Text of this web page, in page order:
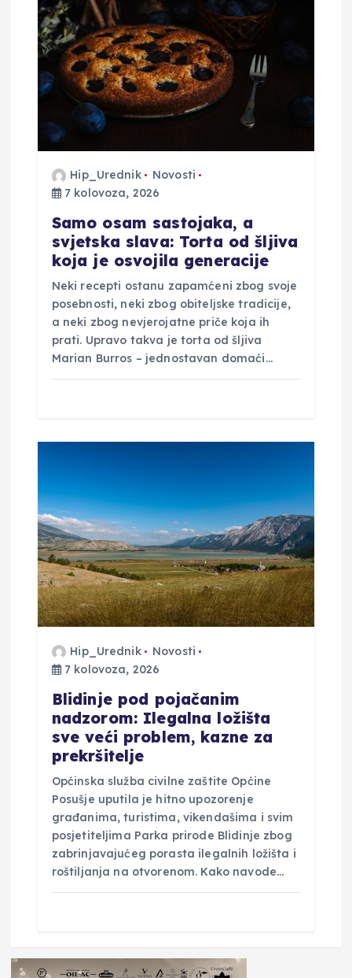
a
o
b
Hip_Urednik
Novosti
7 kolovoza, 2026
Samo osam sastojaka, a
svjetska slava: Torta od šljiva
koja je osvojila generacije
Neki recepti ostanu zapamćeni zbog svoje
posebnosti, neki zbog obiteljske tradicije,
a neki zbog nevjerojatne priče koja ih
prati. Upravo takva je torta od šljiva
Marian Burros – jednostavan domaći…
Hip_Urednik
Novosti
7 kolovoza, 2026
Blidinje pod pojačanim
nadzorom: Ilegalna ložišta
sve veći problem, kazne za
prekršitelje
Općinska služba civilne zaštite Općine
Posušje uputila je hitno upozorenje
građanima, turistima, vikendašima i svim
posjetiteljima Parka prirode Blidinje zbog
zabrinjavajućeg porasta ilegalnih ložišta i
roštiljanja na otvorenom. Kako navode…